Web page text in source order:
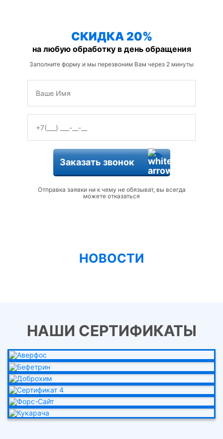
СКИДКА 20%
на любую обработку в день обращения
Заполните форму и мы перезвоним Вам через 2 минуты
Заказать звонок
Отправка заявки ни к чему не обязыват, вы всегда
можете отказаться
НОВОСТИ
НАШИ СЕРТИФИКАТЫ